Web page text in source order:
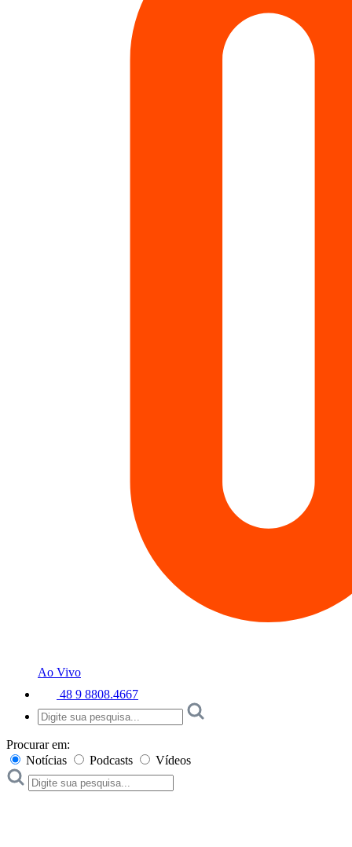
Ao Vivo
48 9 8808.4667
Procurar em:
Notícias
Podcasts Vídeos